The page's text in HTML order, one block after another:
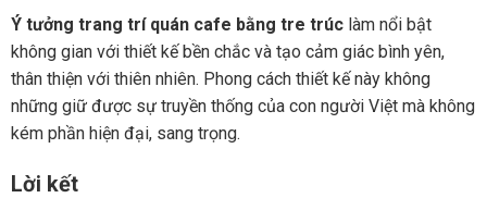
Ý tưởng trang trí quán cafe bằng tre trúc làm nổi bật
không gian với thiết kế bền chắc và tạo cảm giác bình yên,
thân thiện với thiên nhiên. Phong cách thiết kế này không
những giữ được sự truyền thống của con người Việt mà không
kém phần hiện đại, sang trọng.
Lời kết